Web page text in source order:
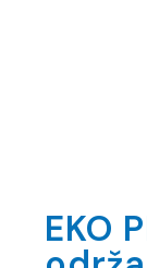
EKO